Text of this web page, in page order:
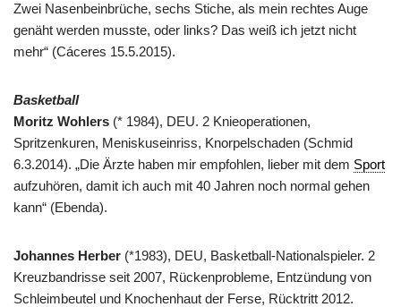
Zwei Nasenbeinbrüche, sechs Stiche, als mein rechtes Auge
genäht werden musste, oder links? Das weiß ich jetzt nicht
mehr“ (Cáceres 15.5.2015).
Basketball
Moritz Wohlers (* 1984), DEU. 2 Knieoperationen,
Spritzenkuren, Meniskuseinriss, Knorpelschaden (Schmid
6.3.2014). „Die Ärzte haben mir empfohlen, lieber mit dem Sport
aufzuhören, damit ich auch mit 40 Jahren noch normal gehen
kann“ (Ebenda).
Johannes Herber (*1983), DEU, Basketball-Nationalspieler. 2
Kreuzbandrisse seit 2007, Rückenprobleme, Entzündung von
Schleimbeutel und Knochenhaut der Ferse, Rücktritt 2012.